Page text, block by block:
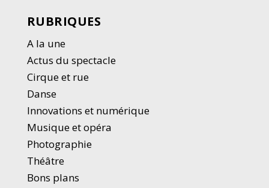
RUBRIQUES
A la une
Actus du spectacle
Cirque et rue
Danse
Innovations et numérique
Musique et opéra
Photographie
Théâtre
Bons plans